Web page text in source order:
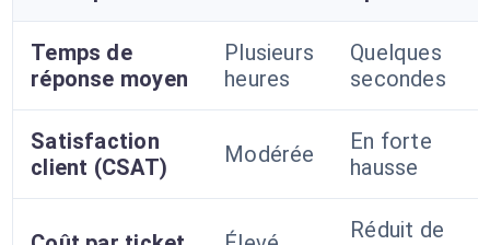
Temps de
réponse moyen
Plusieurs
heures
Quelques
secondes
Satisfaction
client (CSAT)
Modérée
En forte
hausse
Réduit de